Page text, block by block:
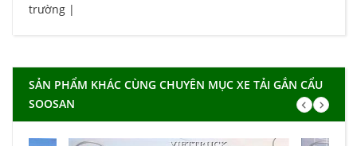
trường |
SẢN PHẨM KHÁC CÙNG CHUYÊN MỤC XE TẢI GẮN CẨU
SOOSAN